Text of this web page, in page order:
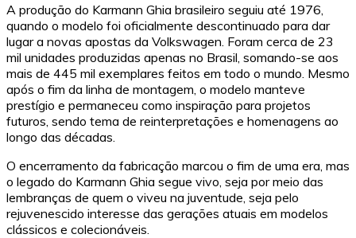
A produção do Karmann Ghia brasileiro seguiu até 1976,
quando o modelo foi oficialmente descontinuado para dar
lugar a novas apostas da Volkswagen. Foram cerca de 23
mil unidades produzidas apenas no Brasil, somando-se aos
mais de 445 mil exemplares feitos em todo o mundo. Mesmo
após o fim da linha de montagem, o modelo manteve
prestígio e permaneceu como inspiração para projetos
futuros, sendo tema de reinterpretações e homenagens ao
longo das décadas.
O encerramento da fabricação marcou o fim de uma era, mas
o legado do Karmann Ghia segue vivo, seja por meio das
lembranças de quem o viveu na juventude, seja pelo
rejuvenescido interesse das gerações atuais em modelos
clássicos e colecionáveis.